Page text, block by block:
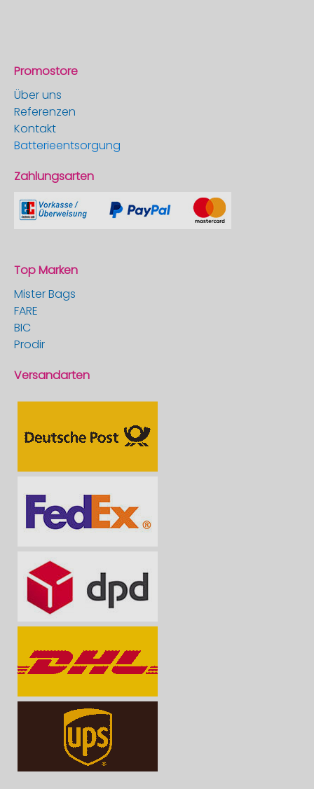
Promostore
Über uns
Referenzen
Kontakt
Batterieentsorgung
Zahlungsarten
Top Marken
Mister Bags
FARE
BIC
Prodir
Versandarten